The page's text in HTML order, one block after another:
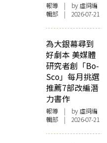
報導 | by 虛詞編
輯部 | 2026-07-21
為大銀幕尋到
好劇本 美媒體
研究者創「Bo-
Sco」每月挑選
推薦7部改編潛
力書作
報導 | by 虛詞編
輯部 | 2026-07-21